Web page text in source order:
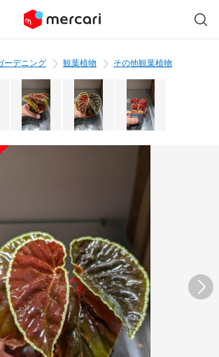
ーデニング 観葉植物 その他観葉植物